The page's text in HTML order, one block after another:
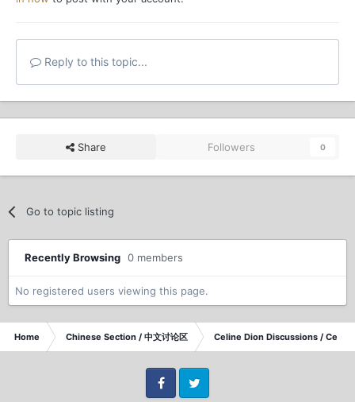
Reply to this topic...
Share Followers 0
Go to topic listing
Recently Browsing 0 members
No registered users viewing this page.
Home Chinese Section / 中文讨论区 Celine Dion Discussions / Celine
FacebookTwitter